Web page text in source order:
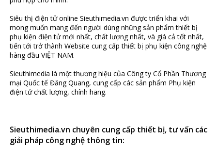
Siêu thị điện tử online Sieuthimedia.vn được triển khai với
mong muốn mang đến người dùng những sản phẩm thiết bị
phụ kiện điện tử mới nhất, chất lượng nhất, và giá cả tốt nhất,
tiến tới trở thành Website cung cấp thiết bị phụ kiện công nghệ
hàng đầu VIỆT NAM.
Sieuthimedia là một thương hiệu của Công ty Cổ Phần Thương
mại Quốc tế Đăng Quang, cung cấp các sản phẩm Phụ kiện
điện tử chất lượng, chính hãng.
Sieuthimedia.vn chuyên cung cấp thiết bị, tư vấn các
giải pháp công nghệ thông tin: